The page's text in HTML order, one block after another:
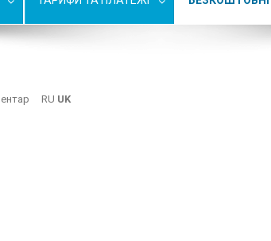
RU UK